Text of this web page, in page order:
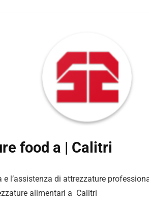
food a | Calitri
l’assistenza di attrezzature
alimentari a Calitri